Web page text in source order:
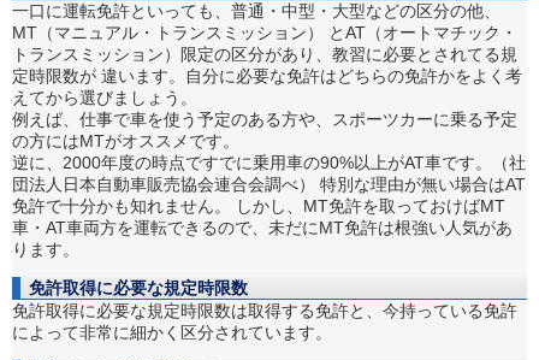
一口に運転免許といっても、普通・中型・大型などの区分の他、
MT（マニュアル・トランスミッション） とAT（オートマチック・
トランスミッション）限定の区分があり、教習に必要とされてる規
定時限数が 違います。自分に必要な免許はどちらの免許かをよく考
えてから選びましょう。
例えば、仕事で車を使う予定のある方や、スポーツカーに乗る予定
の方にはMTがオススメです。
逆に、2000年度の時点ですでに乗用車の90%以上がAT車です。（社
団法人日本自動車販売協会連合会調べ） 特別な理由が無い場合はAT
免許で十分かも知れません。 しかし、MT免許を取っておけばMT
車・AT車両方を運転できるので、未だにMT免許は根強い人気があ
ります。
免許取得に必要な規定時限数
免許取得に必要な規定時限数は取得する免許と、今持っている免許
によって非常に細かく区分されています。